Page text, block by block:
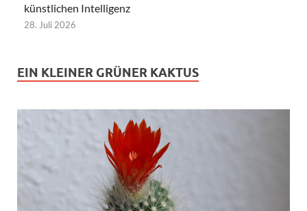
künstlichen Intelligenz
28. Juli 2026
EIN KLEINER GRÜNER KAKTUS